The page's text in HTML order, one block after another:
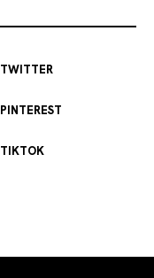
TWITTER
PINTEREST
TIKTOK